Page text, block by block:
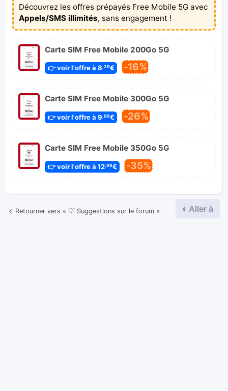
Découvrez les offres prépayés Free Mobile 5G avec
Appels/SMS illimités, sans engagement !
Carte SIM Free Mobile 200Go 5G
👉 voir l'offre à 8 ,39€ -16%
Carte SIM Free Mobile 300Go 5G
👉 voir l'offre à 9 ,99€ -26%
Carte SIM Free Mobile 350Go 5G
👉 voir l'offre à 12,99€ -35%
Retourner vers « 💡 Suggestions sur le forum » Aller à